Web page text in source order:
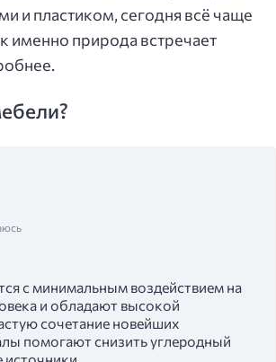
и пластиком, сегодня всё чаще
именно природа встречает
с минимальным воздействием на
и обладают высокой
сочетание новейших
помогают снизить углеродный